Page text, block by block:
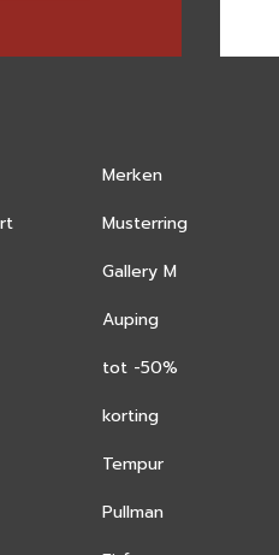
Merken
Musterring
Gallery M
Auping
tot -50%
korting
Tempur
Pullman